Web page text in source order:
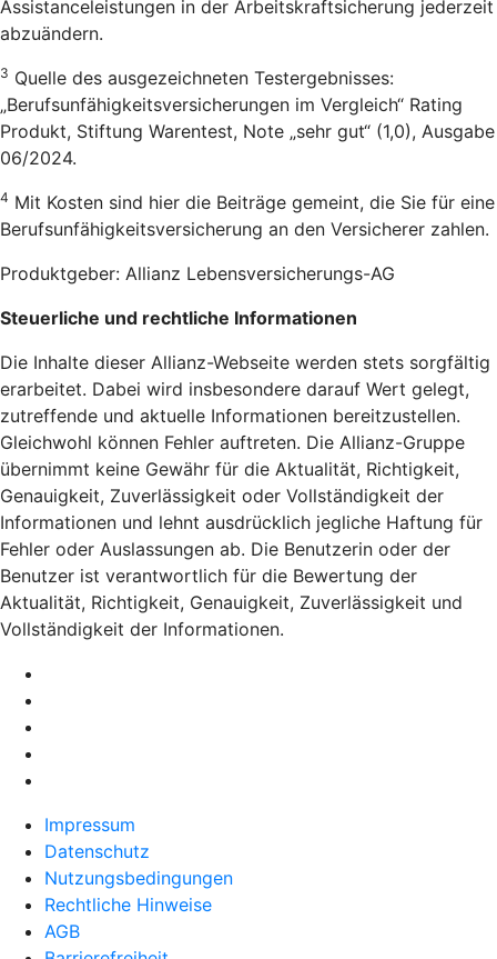
Assistanceleistungen in der Arbeitskraftsicherung jederzeit
abzuändern.
3 Quelle des ausgezeichneten Testergebnisses:
„Berufsunfähigkeitsversicherungen im Vergleich“ Rating
Produkt, Stiftung Warentest, Note „sehr gut“ (1,0), Ausgabe
06/2024.
4 Mit Kosten sind hier die Beiträge gemeint, die Sie für eine
Berufsunfähigkeitsversicherung an den Versicherer zahlen.
Produktgeber: Allianz Lebensversicherungs-AG
Steuerliche und rechtliche Informationen
Die Inhalte dieser Allianz-Webseite werden stets sorgfältig
erarbeitet. Dabei wird insbesondere darauf Wert gelegt,
zutreffende und aktuelle Informationen bereitzustellen.
Gleichwohl können Fehler auftreten. Die Allianz-Gruppe
übernimmt keine Gewähr für die Aktualität, Richtigkeit,
Genauigkeit, Zuverlässigkeit oder Vollständigkeit der
Informationen und lehnt ausdrücklich jegliche Haftung für
Fehler oder Auslassungen ab. Die Benutzerin oder der
Benutzer ist verantwortlich für die Bewertung der
Aktualität, Richtigkeit, Genauigkeit, Zuverlässigkeit und
Vollständigkeit der Informationen.
Impressum
Datenschutz
Nutzungsbedingungen
Rechtliche Hinweise
AGB